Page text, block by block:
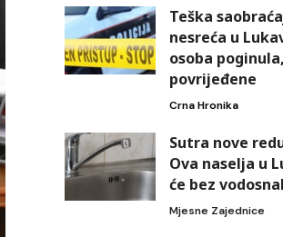
Teška
nesreća u
osoba
povrijeđene
Crna Hronika
Sutra nove
Ova naselja u
će bez
Mjesne Zajednice